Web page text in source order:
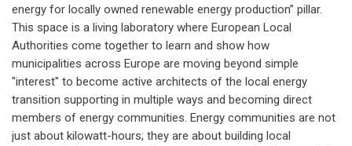
energy for locally owned renewable energy production” pillar.
This space is a living laboratory where European Local
Authorities come together to learn and show how
municipalities across Europe are moving beyond simple
"interest" to become active architects of the local energy
transition supporting in multiple ways and becoming direct
members of energy communities. Energy communities are not
just about kilowatt-hours; they are about building local